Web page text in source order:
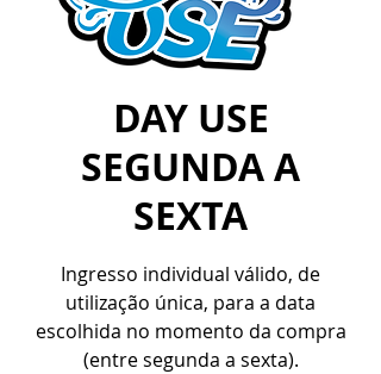
DAY USE
SEGUNDA A
SEXTA
Ingresso individual válido, de
utilização única, para a data
escolhida no momento da compra
(entre segunda a sexta).